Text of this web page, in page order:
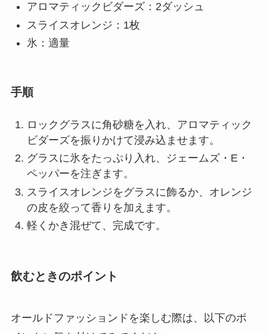
アロマティックビダーズ：2ダッシュ
スライスオレンジ：1枚
氷：適量
手順
ロックグラスに角砂糖を入れ、アロマティック
ビダーズを振りかけて浸み込ませます。
グラスに氷をたっぷり入れ、ジェームズ・E・
ペッパーを注ぎます。
スライスオレンジをグラスに飾るか、オレンジ
の皮を絞って香りを加えます。
軽くかき混ぜて、完成です。
飲むときのポイント
オールドファッションドを楽しむ際は、以下のポ